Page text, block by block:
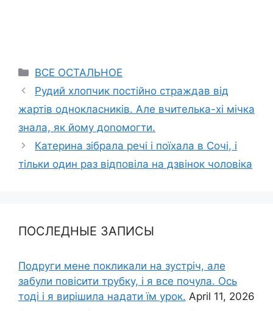
Categories
ВСЕ ОСТАЛЬНОЕ
Рудий хлопчик постійно страждав від
жартів однокласників. Але вчителька-хі мічка
знала, як йому доnомогти.
Катерина зібрала речі і поїхала в Сочі, і
тільки один раз відповіла на дзвінок чоловіка
ПОСЛЕДНЫЕ ЗАПИСЫ
Подруги мене покликали на зустріч, але
забули повісити трубку, і я все почула. Ось
тоді і я вирішила надати їм урок. April 11, 2026